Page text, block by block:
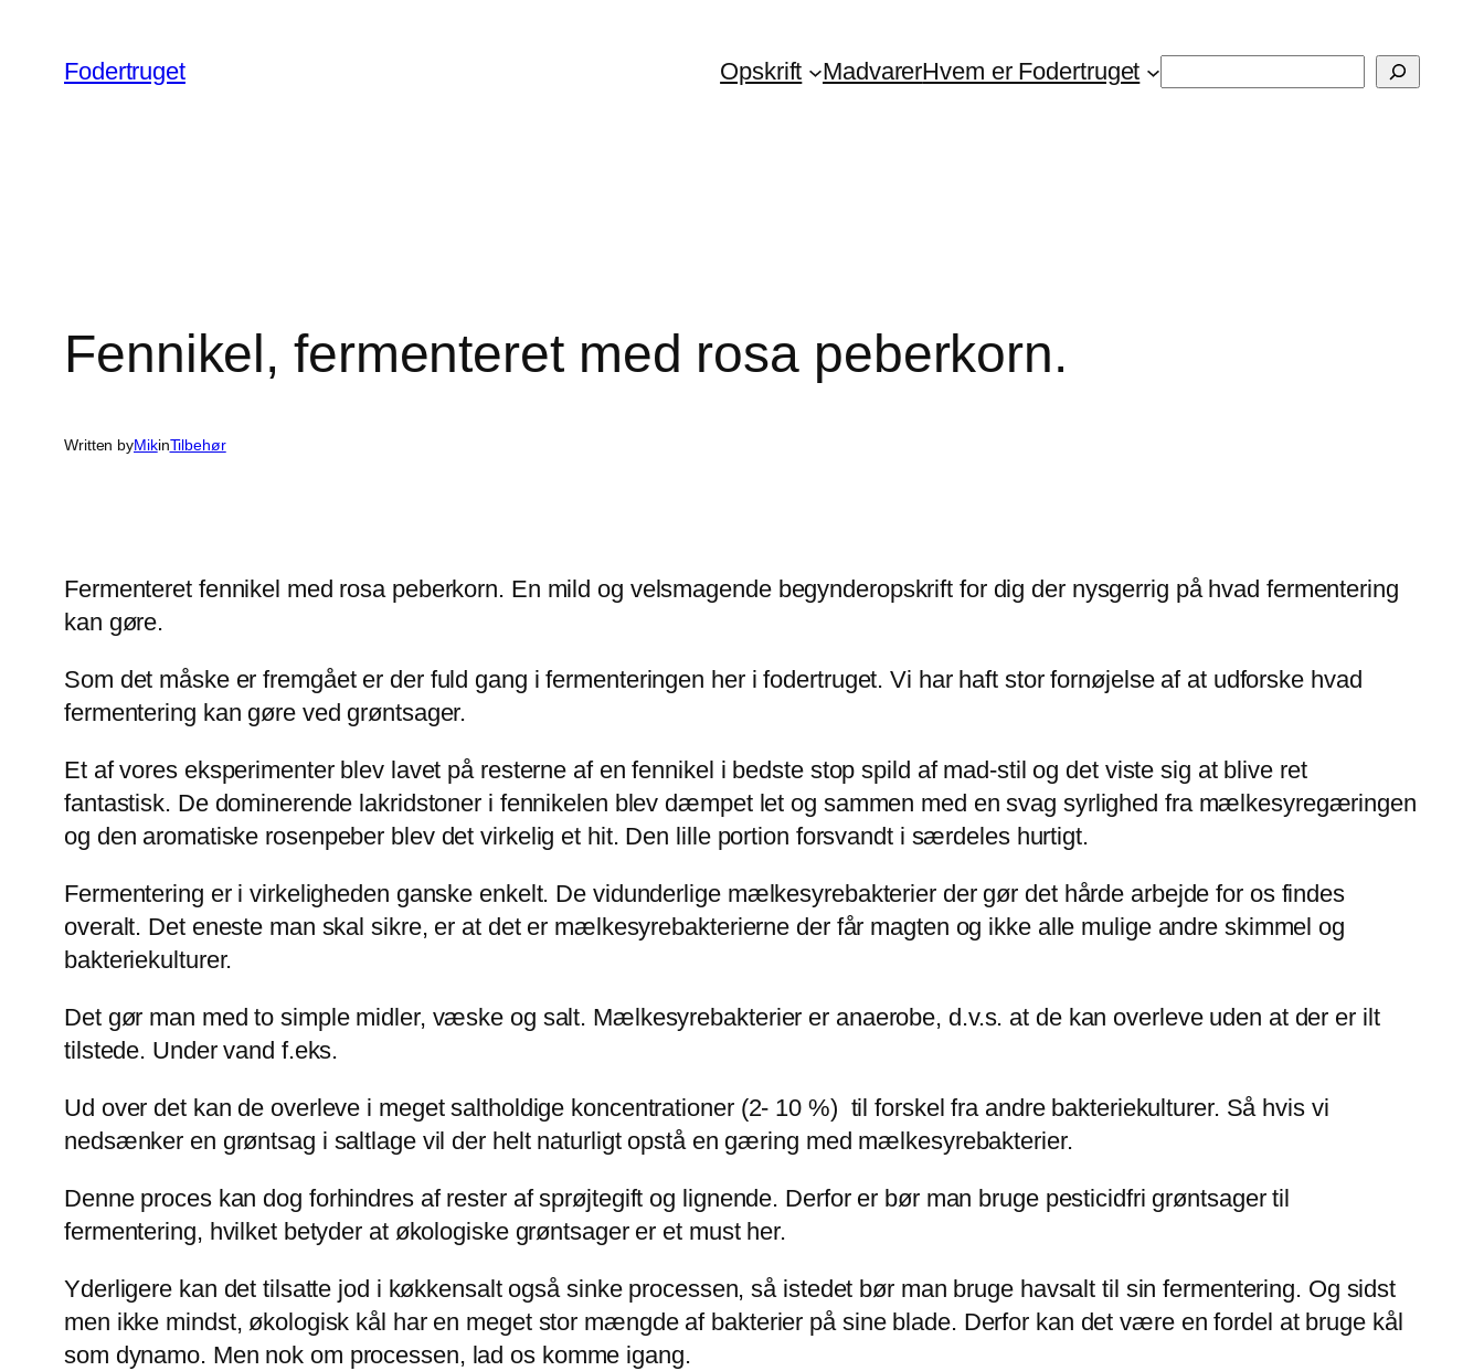
indhold
Fodertruget Opskrift MadvarerHvem er Fodertruget
Fennikel, fermenteret med rosa peberkorn.
Written byMikinTilbehør
Fermenteret fennikel med rosa peberkorn. En mild og velsmagende begynderopskrift for dig der nysgerrig på hvad fermentering
kan gøre.
Som det måske er fremgået er der fuld gang i fermenteringen her i fodertruget. Vi har haft stor fornøjelse af at udforske hvad
fermentering kan gøre ved grøntsager.
Et af vores eksperimenter blev lavet på resterne af en fennikel i bedste stop spild af mad-stil og det viste sig at blive ret
fantastisk. De dominerende lakridstoner i fennikelen blev dæmpet let og sammen med en svag syrlighed fra mælkesyregæringen
og den aromatiske rosenpeber blev det virkelig et hit. Den lille portion forsvandt i særdeles hurtigt.
Fermentering er i virkeligheden ganske enkelt. De vidunderlige mælkesyrebakterier der gør det hårde arbejde for os findes
overalt. Det eneste man skal sikre, er at det er mælkesyrebakterierne der får magten og ikke alle mulige andre skimmel og
bakteriekulturer.
Det gør man med to simple midler, væske og salt. Mælkesyrebakterier er anaerobe, d.v.s. at de kan overleve uden at der er ilt
tilstede. Under vand f.eks.
Ud over det kan de overleve i meget saltholdige koncentrationer (2- 10 %) til forskel fra andre bakteriekulturer. Så hvis vi
nedsænker en grøntsag i saltlage vil der helt naturligt opstå en gæring med mælkesyrebakterier.
Denne proces kan dog forhindres af rester af sprøjtegift og lignende. Derfor er bør man bruge pesticidfri grøntsager til
fermentering, hvilket betyder at økologiske grøntsager er et must her.
Yderligere kan det tilsatte jod i køkkensalt også sinke processen, så istedet bør man bruge havsalt til sin fermentering. Og sidst
men ikke mindst, økologisk kål har en meget stor mængde af bakterier på sine blade. Derfor kan det være en fordel at bruge kål
som dynamo. Men nok om processen, lad os komme igang.